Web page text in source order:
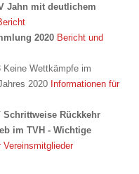
Jahn mit deutlichem
2020 Bericht und
Keine Wettkämpfe im
2020 Informationen für
Schrittweise Rückkehr
im TVH - Wichtige
Vereinsmitglieder